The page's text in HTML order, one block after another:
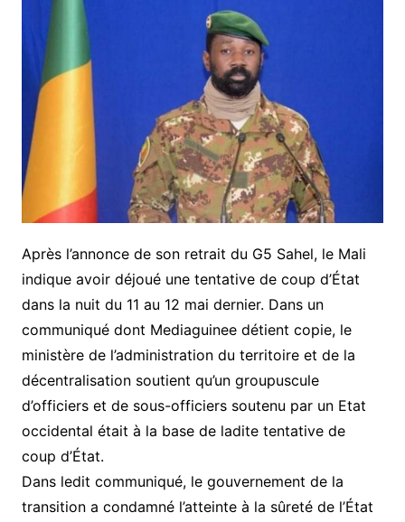
Après l’annonce de son retrait du G5 Sahel, le Mali
indique avoir déjoué une tentative de coup d’État
dans la nuit du 11 au 12 mai dernier. Dans un
communiqué dont Mediaguinee détient copie, le
ministère de l’administration du territoire et de la
décentralisation soutient qu’un groupuscule
d’officiers et de sous-officiers soutenu par un Etat
occidental était à la base de ladite tentative de
coup d’État.
Dans ledit communiqué, le gouvernement de la
transition a condamné l’atteinte à la sûreté de l’État